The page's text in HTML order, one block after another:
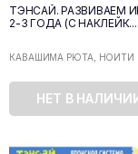
ТЭНСАЙ. РАЗВИВАЕМ
2-3 ГОДА (С НАКЛЕЙК...
КАВАШИМА РЮТА, НОИТИ
НЕТ В